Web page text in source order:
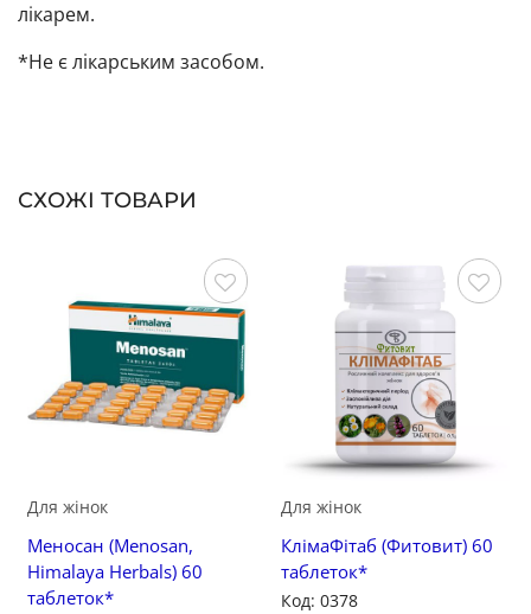
лікарем.
*Не є лікарським засобом.
СХОЖІ ТОВАРИ
Зберегти
Для жінок
Меносан (Menosan,
Himalaya Herbals) 60
таблеток*
Зберегти
Для жінок
КлімаФітаб (Фитовит) 60
таблеток*
Код: 0378